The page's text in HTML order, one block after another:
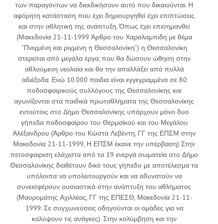
των παραγόντων να διεκδικήσουν αυτό που δικαιούνται. Η
αφόρητη κατάσταση που έχει δημιουργηθεί έχει επιπτώσεις
και στην αθλητική της ανάπτυξη. Όπως έχει επισημανθεί
(Μακεδονία 21-11-1999 Άρθρο του Χαραλαμπιδη με θέμα
“Πνιγμένη και ριγμένη η Θεσσαλονίκη”) η Θεσσαλονίκη
στερείται από μεγάλα έργα, που θα δώσουν ώθηση στην
αθλούμενη νεολαία και θα την απαλλάξει από πολλά
αδιέξοδα. Ενώ 10.000 παιδια είναι εγγεγραμμένα σε 80
ποδοσφαιρικούς συλλόγους της Θεσσαλονίκης και
αγωνίζονται στα παιδικά πρωταθλήματα της Θεσσαλονίκης
εντούτοις στο Δήμο Θεσσαλονίκης υπάρχουν μόνο δυο
γήπεδα ποδοσφαίρου του Θερμαϊκού και του Μεγάλου
Αλέξανδρου (Άρθρο του Κώστα Λεβέντη, ΓΓ της ΕΠΣΜ στην
Μακεδονία 21-11-1999, Η ΕΠΣΜ έκανε την υπέρβαση) Στην
πετοσφαιριση ελάχιστα από τα 19 ενεργά σωματεία στο Δήμο
Θεσσαλονίκης διαθέτουν δικό τους γήπεδο με αποτέλεσμα τα
υπόλοιπα να υπολειτουργούν και να αδυνατούν να
συνεισφέρουν ουσιαστικά στην ανάπτυξη του αθλήματος
(Μαυρομάτης Αχιλλέας, ΓΓ της ΕΠΕΣΘ, Μακεδονία 21-11-
1999. Σε συγχωνεύσεις οδηγούνται οι ομάδες για να
καλύψουν τις ανάγκες). Στην κολύμβηση και την